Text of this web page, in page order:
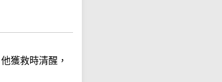
獲救時清醒，